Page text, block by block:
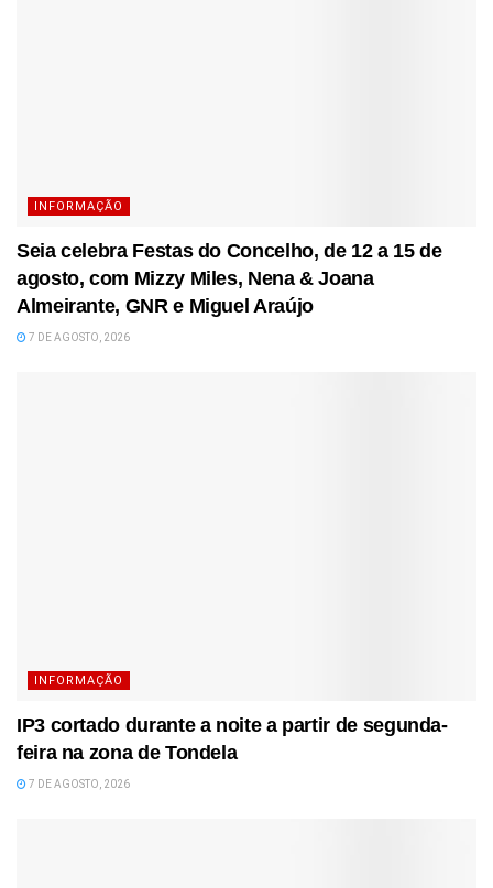
INFORMAÇÃO
Seia celebra Festas do Concelho, de 12 a 15 de
agosto, com Mizzy Miles, Nena & Joana
Almeirante, GNR e Miguel Araújo
7 DE AGOSTO, 2026
INFORMAÇÃO
IP3 cortado durante a noite a partir de segunda-
feira na zona de Tondela
7 DE AGOSTO, 2026